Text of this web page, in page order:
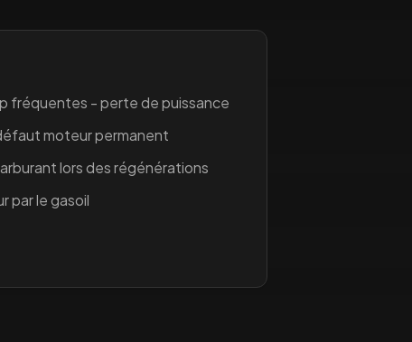
fréquentes - perte de puissance
moteur permanent
lors des régénérations
par le gasoil